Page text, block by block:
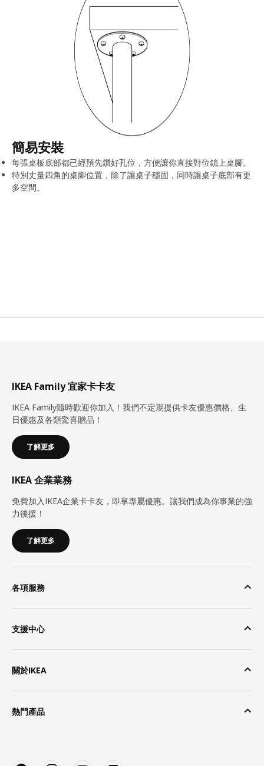
簡易安裝
每張桌板底部都已經預先鑽好孔位，方便讓你直接對位鎖上桌腳。
特別丈量四角的桌腳位置，除了讓桌子穩固，同時讓桌子底部有更
多空間。
IKEA Family 宜家卡卡友
IKEA Family隨時歡迎你加入！我們不定期提供卡友優惠價格、生
日優惠及各類驚喜贈品！
了解更多
IKEA 企業業務
免費加入IKEA企業卡卡友，即享專屬優惠。讓我們成為你事業的強
力後援！
了解更多
各項服務
支援中心
關於IKEA
熱門產品